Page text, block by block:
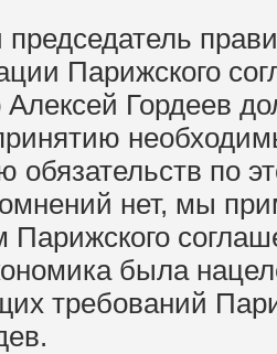
Парижского
Гордеев
обязательств по
нет, мы
Парижского
была
требований